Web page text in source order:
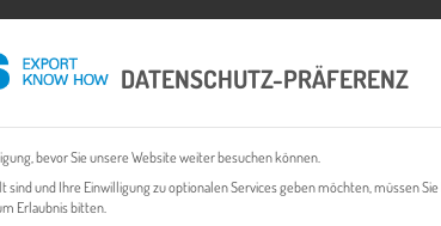
BUSINESS PLÄNE EVENTS & NEWS INHALT
DATENSCHUTZ-PRÄFERENZ
bevor Sie unsere Website weiter besuchen können.
sind und Ihre Einwilligung zu optionalen Services geben möchten, müssen
Erlaubnis bitten.